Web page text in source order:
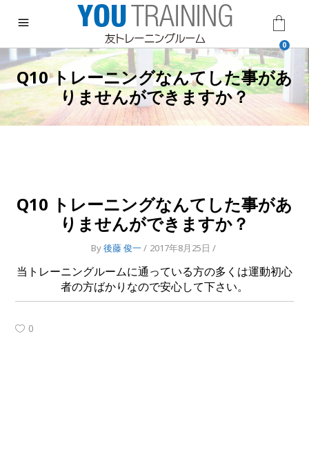
0
Q10 トレーニングなんてした事があ
りませんができますか？
Q10 トレーニングなんてした事があ
りませんができますか？
By後藤 俊一 2017年8月25日
当トレーニングルームに通っている方の多くは運動初心
者の方ばかりなので安心して下さい。
0